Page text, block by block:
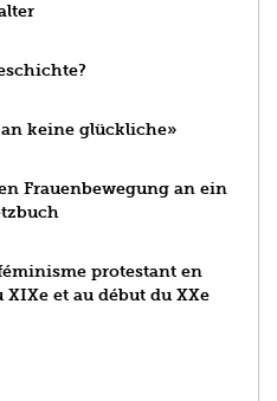
keine glückliche»
Frauenbewegung an ein
protestant en
et au début du XXe